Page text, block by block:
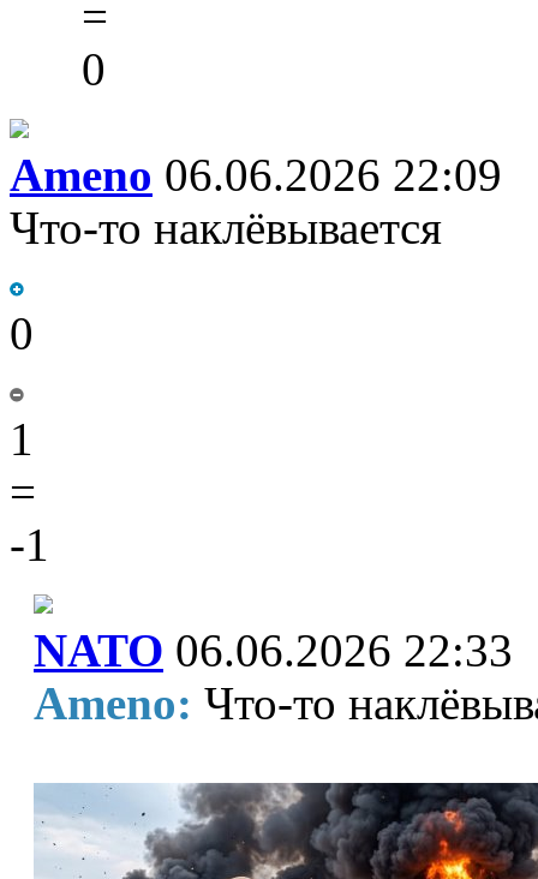
=
0
Ameno 06.06.2026 22:09
Что-то наклёвывается
0
1
=
-1
NATO 06.06.2026 22:33
Ameno: Что-то